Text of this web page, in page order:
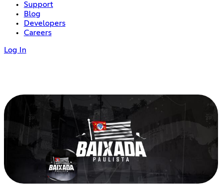
Support
Blog
Developers
Careers
Log In